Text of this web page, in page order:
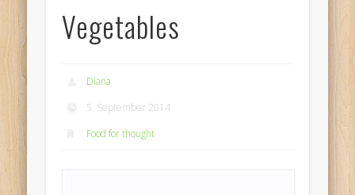
Vegetables
Diana
5. September 2014
Food for thought